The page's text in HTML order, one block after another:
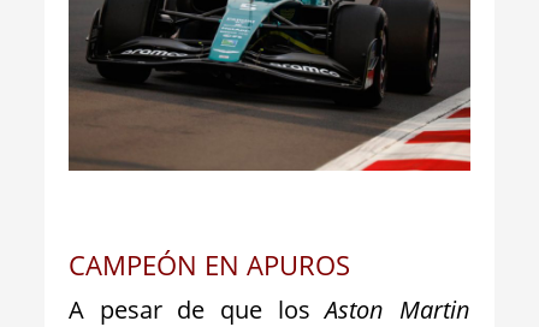
CAMPEÓN EN APUROS
A pesar de que losAston Martin